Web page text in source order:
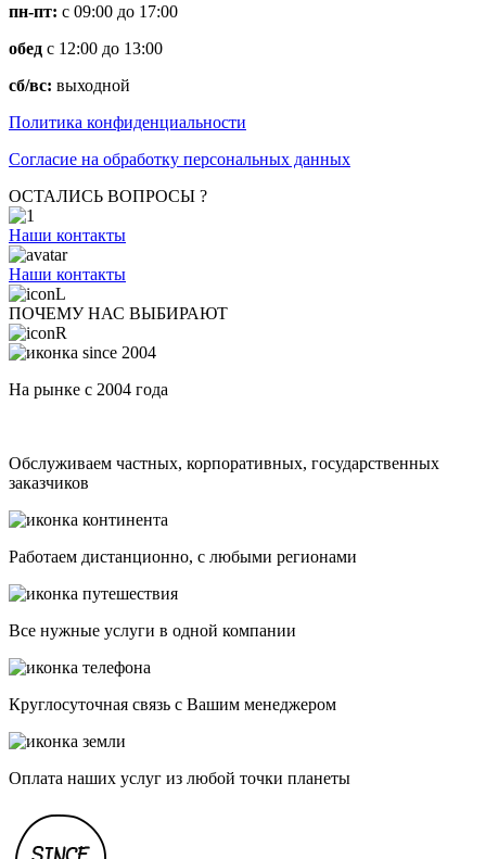
пн-пт: с 09:00 до 17:00
обед с 12:00 до 13:00
сб/вс: выходной
Политика конфиденциальности
Согласие на обработку персональных данных
ОСТАЛИСЬ ВОПРОСЫ ?
Наши контакты
Наши контакты
ПОЧЕМУ НАС ВЫБИРАЮТ
На рынке с 2004 года
Обслуживаем частных, корпоративных, государственных
заказчиков
Работаем дистанционно, с любыми регионами
Все нужные услуги в одной компании
Круглосуточная связь с Вашим менеджером
Оплата наших услуг из любой точки планеты